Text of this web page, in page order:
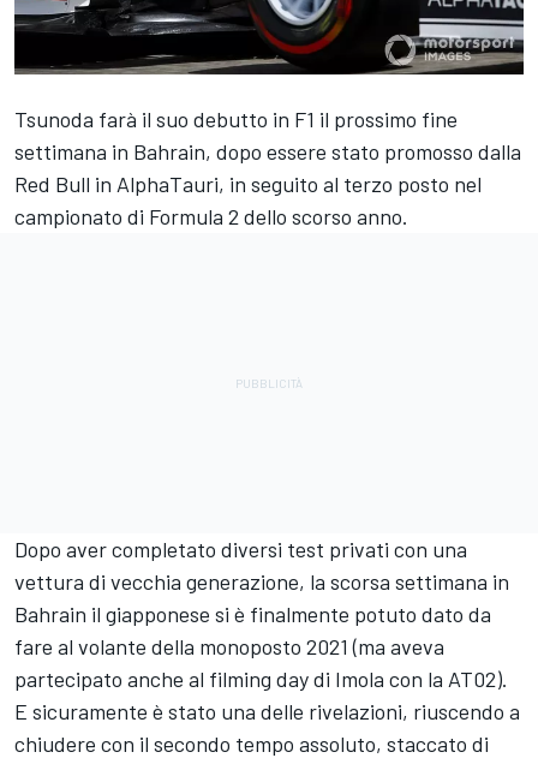
Tsunoda farà il suo debutto in F1 il prossimo fine
settimana in Bahrain, dopo essere stato promosso dalla
Red Bull in AlphaTauri, in seguito al terzo posto nel
campionato di Formula 2 dello scorso anno.
Dopo aver completato diversi test privati con una
vettura di vecchia generazione, la scorsa settimana in
Bahrain il giapponese si è finalmente potuto dato da
fare al volante della monoposto 2021 (ma aveva
partecipato anche al filming day di Imola con la AT02).
E sicuramente è stato una delle rivelazioni, riuscendo a
chiudere con il secondo tempo assoluto, staccato di